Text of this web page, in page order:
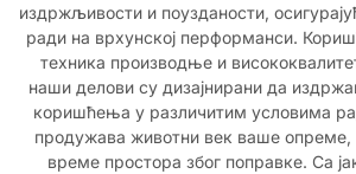
издржљивости и поузданости,
ради на врхунској перформанси.
техника производње и
наши делови су дизајнирани да
коришћења у различитим условима
продужава животни век ваше опреме,
време простора због поправке. Са